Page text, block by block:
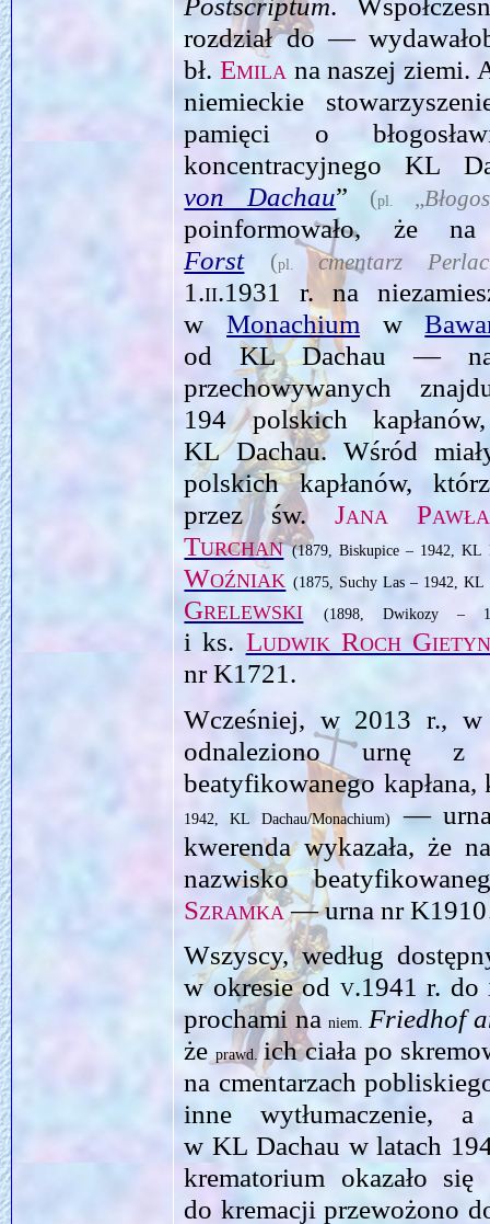
rozdział do —
bł.Emila na naszej ziemi.
niemieckie
pamięci o
koncentracyjnego KL
von Dachau” (pl. „
poinformowało, że
Forst
(pl. cmentarz
1.ii.1931
r. na
wMonachium w
od KL Dachau —
przechowywanych
194 polskich
KL Dachau. Wśród
polskich kapłanów,
przez św.Jana
Turchan (1879, Biskupice – 1942, KL
Woźniak (1875, Suchy Las – 1942, KL
Grelewski (1898, Dwikozy –
i ks. Ludwik Roch
nr K1721.
Wcześniej, w 2013 r.,
odnaleziono urnę z
beatyfikowanego
1942, KL Dachau/Monachium)
— urna
kwerenda wykazała, że
nazwisko
Szramka— urna nr
Wszyscy, według
w okresie od v.1941 r. do
prochami naniem. Friedhof
żeprawd.ich ciała po
na cmentarzach
inne wytłumaczenie,
w KL Dachau w latach
krematorium okazało
do kremacji przewożono